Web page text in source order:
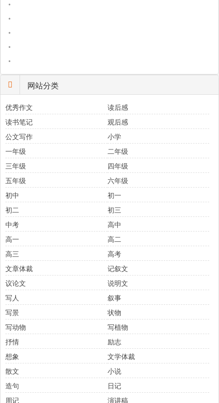
•
•
•
•
•
网站分类
优秀作文
读后感
读书笔记
观后感
公文写作
小学
一年级
二年级
三年级
四年级
五年级
六年级
初中
初一
初二
初三
中考
高中
高一
高二
高三
高考
文章体裁
记叙文
议论文
说明文
写人
叙事
写景
状物
写动物
写植物
抒情
励志
想象
文学体裁
散文
小说
造句
日记
周记
演讲稿